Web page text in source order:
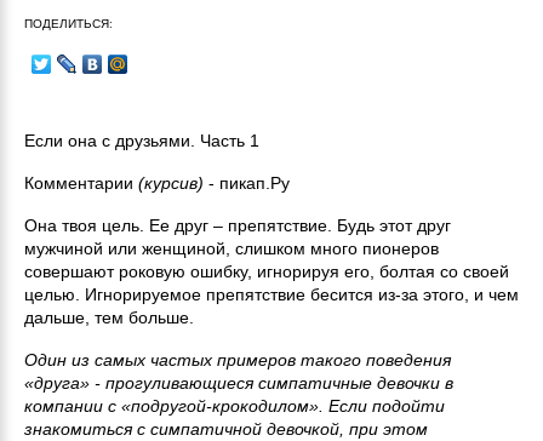
ПОДЕЛИТЬСЯ:
Если она с друзьями. Часть 1
Комментарии (курсив) - пикап.Ру
Она твоя цель. Ее друг – препятствие. Будь этот друг
мужчиной или женщиной, слишком много пионеров
совершают роковую ошибку, игнорируя его, болтая со своей
целью. Игнорируемое препятствие бесится из-за этого, и чем
дальше, тем больше.
Один из самых частых примеров такого поведения
«друга» - прогуливающиеся симпатичные девочки в
компании с «подругой-крокодилом». Если подойти
знакомиться с симпатичной девочкой, при этом